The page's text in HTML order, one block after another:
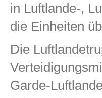
in Luftlande-,
die Einheiten
Die
Garde-